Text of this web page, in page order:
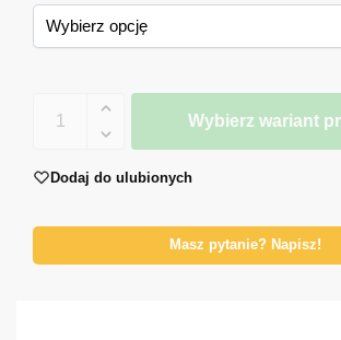
Wybierz wariant
Dodaj do ulubionych
Masz pytanie? Napisz!